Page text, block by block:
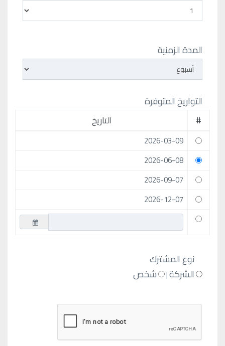
المدة الزمنية
التواريخ المتوفرة
# التاريخ
2026-03-09
2026-06-08
2026-09-07
2026-12-07
نوع المشترك
الشركة| شخص